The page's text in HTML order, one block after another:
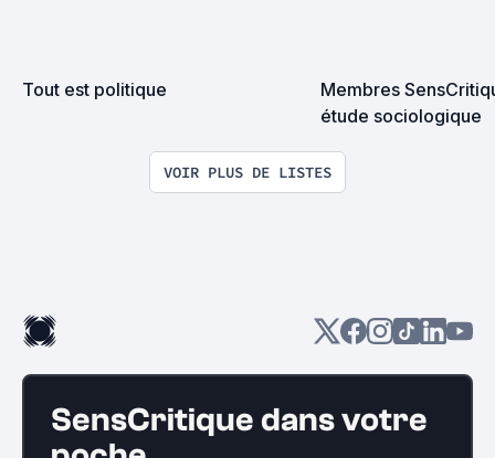
Tout est politique
Membres
étude sociologique
VOIR PLUS DE LISTES
SensCritique dans votre